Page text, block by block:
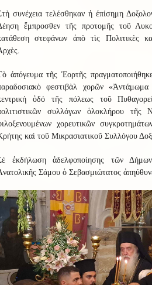
συνέχεια τελέσθηκαν ἡ ἐπίσημη
ἔμπροσθεν τῆς προτομῆς τοῦ
στεφάνων ἀπὸ τὶς Πολιτικὲς
ἀπόγευμα τῆς Ἑορτῆς
φεστιβὰλ χορῶν
ὀδό τῆς πόλεως τοῦ
συλλόγων ὁλοκλήρου
χορευτικῶν
καὶ τοῦ Μικρασιατικοῦ Συλλόγου
ἐκδήλωση ἀδελφοποίησης τῶν
Σάμου ὁ Σεβασμιώτατος